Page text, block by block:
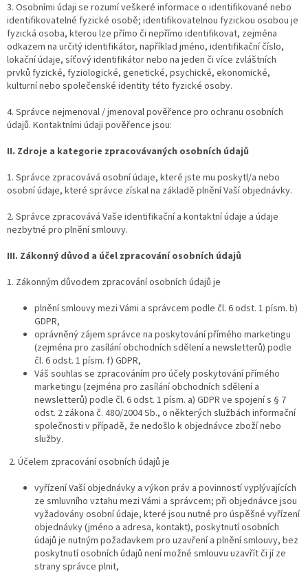
3. Osobními údaji se rozumí veškeré informace o identifikované nebo
identifikovatelné fyzické osobě; identifikovatelnou fyzickou osobou je
fyzická osoba, kterou lze přímo či nepřímo identifikovat, zejména
odkazem na určitý identifikátor, například jméno, identifikační číslo,
lokační údaje, síťový identifikátor nebo na jeden či více zvláštních
prvků fyzické, fyziologické, genetické, psychické, ekonomické,
kulturní nebo společenské identity této fyzické osoby.
4. Správce nejmenoval / jmenoval pověřence pro ochranu osobních
údajů. Kontaktními údaji pověřence jsou:
II. Zdroje a kategorie zpracovávaných osobních údajů
1. Správce zpracovává osobní údaje, které jste mu poskytl/a nebo
osobní údaje, které správce získal na základě plnění Vaší objednávky.
2. Správce zpracovává Vaše identifikační a kontaktní údaje a údaje
nezbytné pro plnění smlouvy.
III. Zákonný důvod a účel zpracování osobních údajů
1. Zákonným důvodem zpracování osobních údajů je
plnění smlouvy mezi Vámi a správcem podle čl. 6 odst. 1 písm. b)
GDPR,
oprávněný zájem správce na poskytování přímého marketingu
(zejména pro zasílání obchodních sdělení a newsletterů) podle
čl. 6 odst. 1 písm. f) GDPR,
Váš souhlas se zpracováním pro účely poskytování přímého
marketingu (zejména pro zasílání obchodních sdělení a
newsletterů) podle čl. 6 odst. 1 písm. a) GDPR ve spojení s § 7
odst. 2 zákona č. 480/2004 Sb., o některých službách informační
společnosti v případě, že nedošlo k objednávce zboží nebo
služby.
2. Účelem zpracování osobních údajů je
vyřízení Vaší objednávky a výkon práv a povinností vyplývajících
ze smluvního vztahu mezi Vámi a správcem; při objednávce jsou
vyžadovány osobní údaje, které jsou nutné pro úspěšné vyřízení
objednávky (jméno a adresa, kontakt), poskytnutí osobních
údajů je nutným požadavkem pro uzavření a plnění smlouvy, bez
poskytnutí osobních údajů není možné smlouvu uzavřít či jí ze
strany správce plnit,